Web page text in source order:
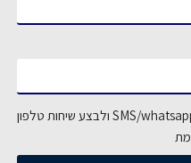
אני מרשה לשלוח לי דיוור במייל ו/או SMS/whatsapp ולבצע שיחות טלפון